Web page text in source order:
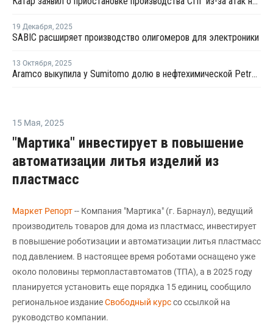
19 Декабря, 2025
SABIC расширяет производство олигомеров для электроники
13 Октября, 2025
Aramco выкупила у Sumitomo долю в нефтехимической Petro Rabigh за USD702 млн
15 Мая, 2025
"Мартика" инвестирует в повышение
автоматизации литья изделий из
пластмасс
Маркет Репорт-- Компания "Мартика" (г. Барнаул), ведущий
производитель товаров для дома из пластмасс, инвестирует
в повышение роботизации и автоматизации литья пластмасс
под давлением. В настоящее время роботами оснащено уже
около половины термопластавтоматов (ТПА), а в 2025 году
планируется установить еще порядка 15 единиц, сообщило
региональное изданиеСвободный курссо ссылкой на
руководство компании.